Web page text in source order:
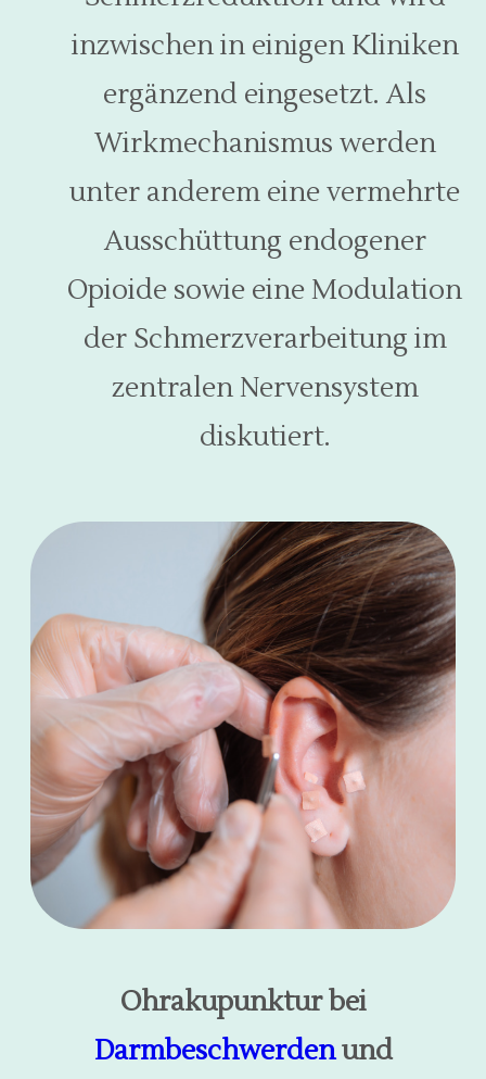
inzwischen in einigen Kliniken
ergänzend eingesetzt. Als
Wirkmechanismus werden
unter anderem eine vermehrte
Ausschüttung endogener
Opioide sowie eine Modulation
der Schmerzverarbeitung im
zentralen Nervensystem
diskutiert.
Ohrakupunktur bei
Darmbeschwerdenund